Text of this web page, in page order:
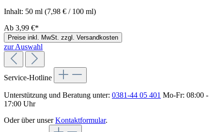
Inhalt: 50 ml (7,98 € / 100 ml)
Ab 3,99 €*
Preise inkl. MwSt. zzgl. Versandkosten
zur Auswahl
Service-Hotline
Unterstützung und Beratung unter: 0381-44 05 401 Mo-Fr: 08:00 -
17:00 Uhr
Oder über unserKontaktformular.